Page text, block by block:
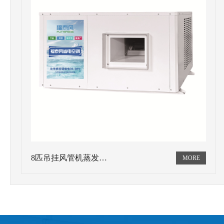
8匹吊挂风管机蒸发…